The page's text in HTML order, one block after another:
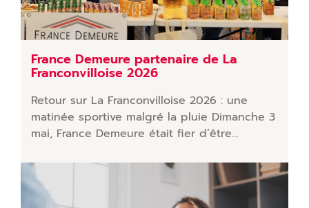
France Demeure partenaire de La
Franconvilloise 2026
Retour sur La Franconvilloise 2026 : une
matinée sportive malgré la pluie Dimanche 3
mai, France Demeure était fier d’être…